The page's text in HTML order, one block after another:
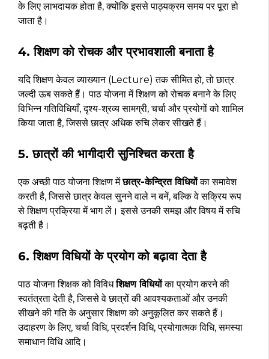
के लिए लाभदायक होता है, क्योंकि इससे पाठ्यक्रम समय पर पूरा हो
जाता है।
4. शिक्षण को रोचक और प्रभावशाली बनाता है
यदि शिक्षण केवल व्याख्यान (Lecture) तक सीमित हो, तो छात्र
जल्दी ऊब सकते हैं। पाठ योजना में शिक्षण को रोचक बनाने के लिए
विभिन्न गतिविधियाँ, दृश्य-श्रव्य सामग्री, चर्चा और प्रयोगों को शामिल
किया जाता है, जिससे छात्र अधिक रुचि लेकर सीखते हैं।
5. छात्रों की भागीदारी सुनिश्चित करता है
एक अच्छी पाठ योजना शिक्षण मेंछात्र-केन्द्रित विधियोंका समावेश
करती है, जिससे छात्र केवल सुनने वाले न बनें, बल्कि वे सक्रिय रूप
से शिक्षण प्रक्रिया में भाग लें। इससे उनकी समझ और विषय में रुचि
बढ़ती है।
6. शिक्षण विधियों के प्रयोग को बढ़ावा देता है
पाठ योजना शिक्षक को विविधशिक्षण विधियोंका प्रयोग करने की
स्वतंत्रता देती है, जिससे वे छात्रों की आवश्यकताओं और उनकी
सीखने की गति के अनुसार शिक्षण को अनुकूलित कर सकते हैं।
उदाहरण के लिए, चर्चा विधि, प्रदर्शन विधि, प्रयोगात्मक विधि, समस्या
समाधान विधि आदि।